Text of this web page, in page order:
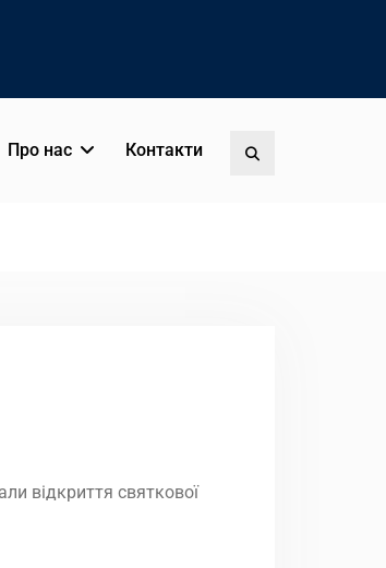
Про нас Контакти
відкриття святкової